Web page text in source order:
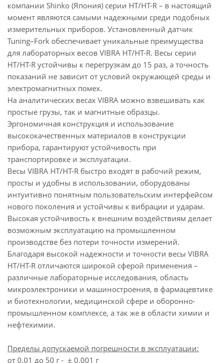
компании Shinko (Япония) серии HT/HT-R – в настоящий
момент являются самыми надежными среди подобных
измерительных приборов. Установленный датчик
Tuning–Fork обеспечивает уникальные преимущества
для лабораторных весов VIBRA HT/HT-R. Весы серии
HT/HT-R устойчивы к перегрузкам до 15 раз, а точность
показаний не зависит от условий окружающей среды и
электромагнитных помех.
На аналитических весах VIBRA можно взвешивать как
простые грузы, так и магнитные образцы.
Эргономичная конструкция и использование
высококачественных материалов в конструкции
прибора, гарантируют устойчивость при
транспортировке и эксплуатации.
Весы VIBRA HT/HT-R быстро входят в рабочий режим,
просты и удобны в использовании, оборудованы
интуитивно понятным пользовательским интерфейсом
нового поколения и устойчивы к вибрации и ударам.
Высокая устойчивость к внешним воздействиям делает
возможным эксплуатацию на промышленном
производстве без потери точности измерений.
Благодаря высокой надежности и точности весы VIBRA
HT/HT-R отличаются широкой сферой применения –
различные лабораторные исследования, область
микроэлектроники и машиностроения, в фармацевтике
и биотехнологии, медицинской сфере и оборонно-
промышленном комплексе, а так же в области химии и
нефтехимии.
Пределы допускаемой погрешности в эксплуатации:
от 0.01 до 50 г - ± 0.001 г